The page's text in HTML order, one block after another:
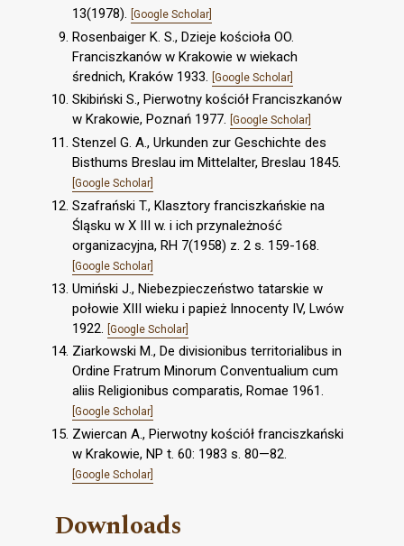
13(1978). [Google Scholar]
Rosenbaiger K. S., Dzieje kościoła OO.
Franciszkanów w Krakowie w wiekach
średnich, Kraków 1933.
[Google Scholar]
Skibiński S., Pierwotny kościół Franciszkanów
w Krakowie, Poznań 1977. [Google Scholar]
Stenzel G. A., Urkunden zur Geschichte des
Bisthums Breslau im Mittelalter, Breslau 1845.
[Google Scholar]
Szafrański T., Klasztory franciszkańskie na
Śląsku w X III w. i ich przynależność
organizacyjna, RH 7(1958) z. 2 s. 159-168.
[Google Scholar]
Umiński J., Niebezpieczeństwo tatarskie w
połowie XIII wieku i papież Innocenty IV, Lwów
1922.
[Google Scholar]
Ziarkowski M., De divisionibus territorialibus in
Ordine Fratrum Minorum Conventualium cum
aliis Religionibus comparatis, Romae 1961.
[Google Scholar]
Zwiercan A., Pierwotny kościół franciszkański
w Krakowie, NP t. 60: 1983 s. 80—82.
[Google Scholar]
Downloads